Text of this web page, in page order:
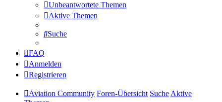
Unbeantwortete Themen
Aktive Themen
Suche
FAQ
Anmelden
Registrieren
Aviation Community Foren-Übersicht SucheAktive